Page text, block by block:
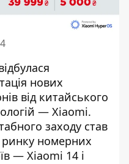
нових
від китайського
— Xiaomi.
заходу став
ринку номерних
— Xiaomi 14 і